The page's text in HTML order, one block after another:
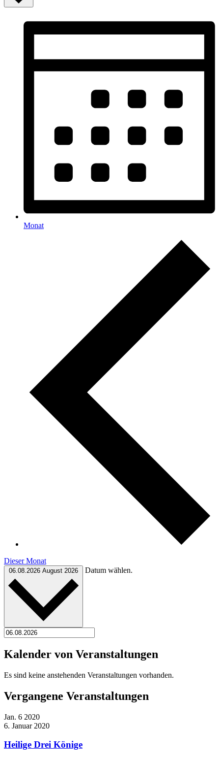
Monat
Dieser Monat
06.08.2026 August 2026 Datum wählen.
Kalender von Veranstaltungen
Es sind keine anstehenden Veranstaltungen vorhanden.
Vergangene Veranstaltungen
Jan. 6 2020
6. Januar 2020
Heilige Drei Könige